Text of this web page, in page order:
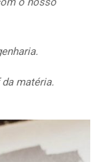
matéria.